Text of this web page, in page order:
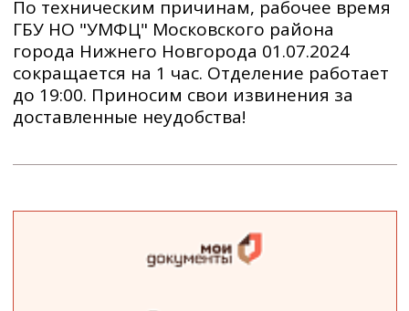
По техническим причинам, рабочее время
ГБУ НО "УМФЦ" Московского района
города Нижнего Новгорода 01.07.2024
сокращается на 1 час. Отделение работает
до 19:00. Приносим свои извинения за
доставленные неудобства!